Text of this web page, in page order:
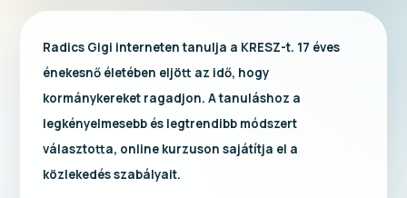
Radics Gigi interneten tanulja a KRESZ-t. 17 éves
énekesnő életében eljött az idő, hogy
kormánykereket ragadjon. A tanuláshoz a
legkényelmesebb és legtrendibb módszert
választotta, online kurzuson sajátítja el a
közlekedés szabályait.